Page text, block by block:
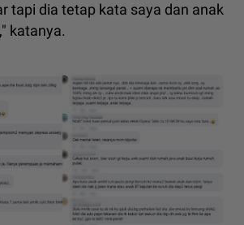
tapi dia tetap kata saya dan anak
katanya.